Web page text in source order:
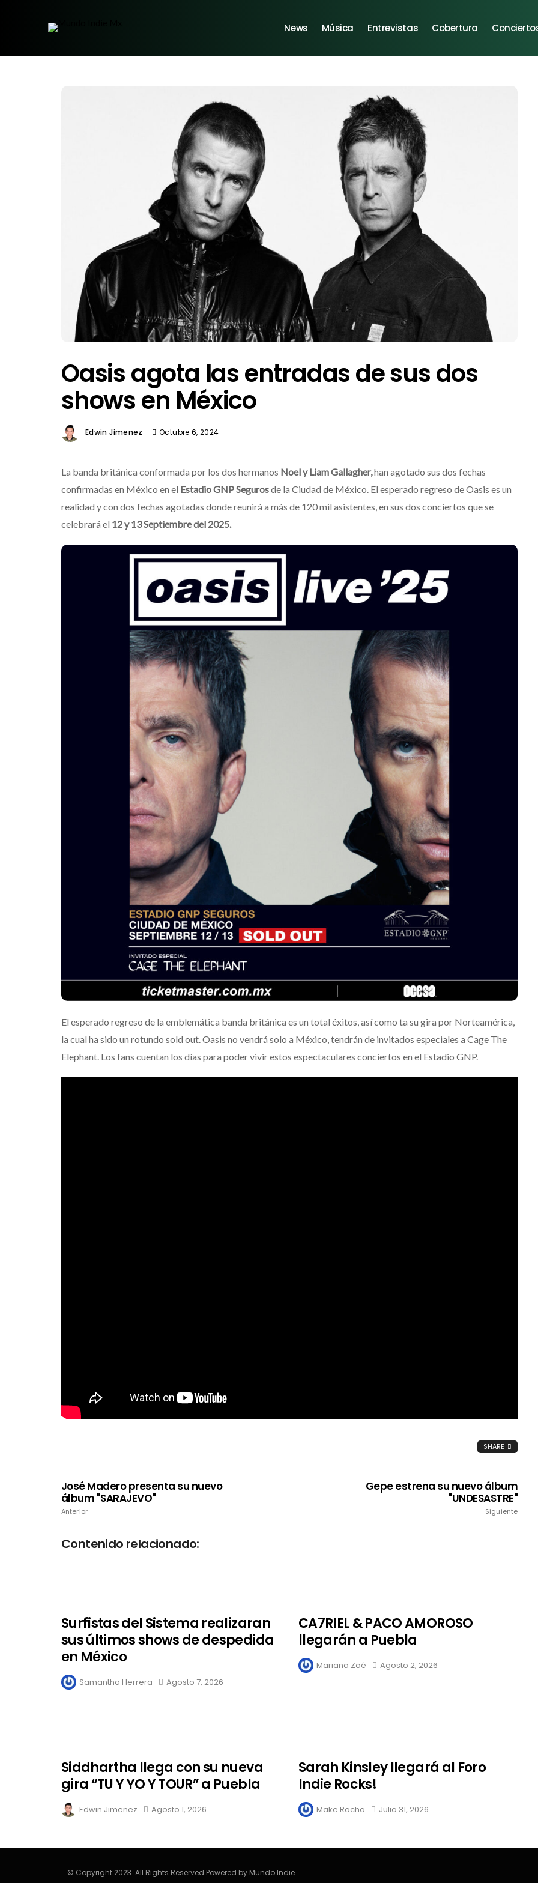
News Música Entrevistas Cobertura
Oasis agota las entradas de sus dos
shows en México
Edwin Jimenez Octubre 6, 2024
La banda británica conformada por los dos hermanos Noel y Liam Gallagher,han agotado sus dos fechas
confirmadas en México en el Estadio GNP Segurosde la Ciudad de México. El esperado regreso de Oasis es un
realidad y con dos fechas agotadas donde reunirá a más de 120 mil asistentes, en sus dos conciertos que se
celebrará el 12 y 13 Septiembre del 2025.
El esperado regreso de la emblemática banda británica es un total éxitos, así como ta su gira por Norteamérica,
la cual ha sido un rotundo sold out. Oasis no vendrá solo a México, tendrán de invitados especiales a Cage The
Elephant. Los fans cuentan los días para poder vivir estos espectaculares conciertos en el Estadio GNP.
SHARE
José Madero presenta su nuevo
álbum "SARAJEVO"
Anterior
Gepe estrena su nuevo álbum
"UNDESASTRE"
Siguiente
Contenido relacionado:
Surfistas del Sistema realizaran
sus últimos shows de despedida
en México
Samantha Herrera Agosto 7, 2026
CA7RIEL & PACO AMOROSO
llegarán a Puebla
Mariana Zoé Agosto 2, 2026
Siddhartha llega con su nueva
gira “TU Y YO Y TOUR” a Puebla
Edwin Jimenez Agosto 1, 2026
Sarah Kinsley llegará al Foro
Indie Rocks!
Make Rocha Julio 31, 2026
Destino Dos Equis 2026: La
gran celebración sonora
que transformará las
noches de Boca del Río y
Mérida
Julio 13, 2026
JACK WHITE lanza su
séptimo álbum de
‘Frozen Charlotte’
Edwin Jimenez
© Copyright 2023. All Rights Reserved Powered by Mundo Indie.